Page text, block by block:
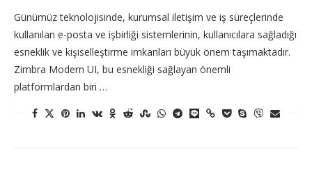
Günümüz teknolojisinde, kurumsal iletişim ve iş süreçlerinde
kullanılan e-posta ve işbirliği sistemlerinin, kullanıcılara sağladığı
esneklik ve kişiselleştirme imkanları büyük önem taşımaktadır.
Zimbra Modern UI, bu esnekliği sağlayan önemli
platformlardan biri …